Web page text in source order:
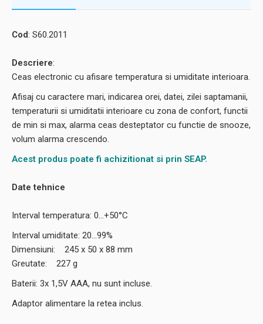
Cod: S60.2011
Descriere:
Ceas electronic cu afisare temperatura si umiditate interioara.
Afisaj cu caractere mari, indicarea orei, datei, zilei saptamanii,
temperaturii si umiditatii interioare cu zona de confort, functii
de min si max, alarma ceas desteptator cu functie de snooze,
volum alarma crescendo.
Acest produs poate fi achizitionat si prin SEAP.
Date tehnice
Interval temperatura: 0...+50°C
Interval umiditate: 20...99%
Dimensiuni: 245 x 50 x 88 mm
Greutate: 227 g
Baterii: 3x 1,5V AAA, nu sunt incluse.
Adaptor alimentare la retea inclus.